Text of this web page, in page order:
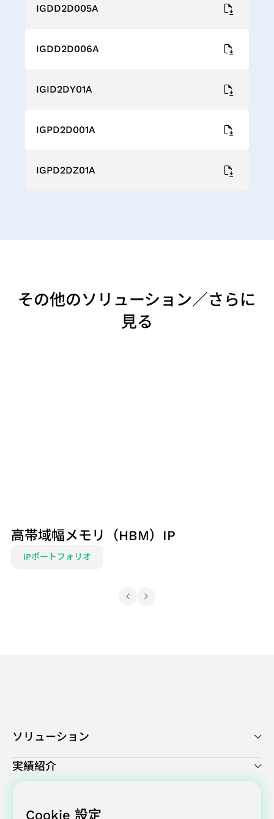
IGDD2D005A
IGDD2D006A
IGID2DY01A
IGPD2D001A
IGPD2DZ01A
その他のソリューション／さらに
見る
高帯域幅メモリ（HBM）IP
IPポートフォリオ
ソリューション
実績紹介
Cookie 設定